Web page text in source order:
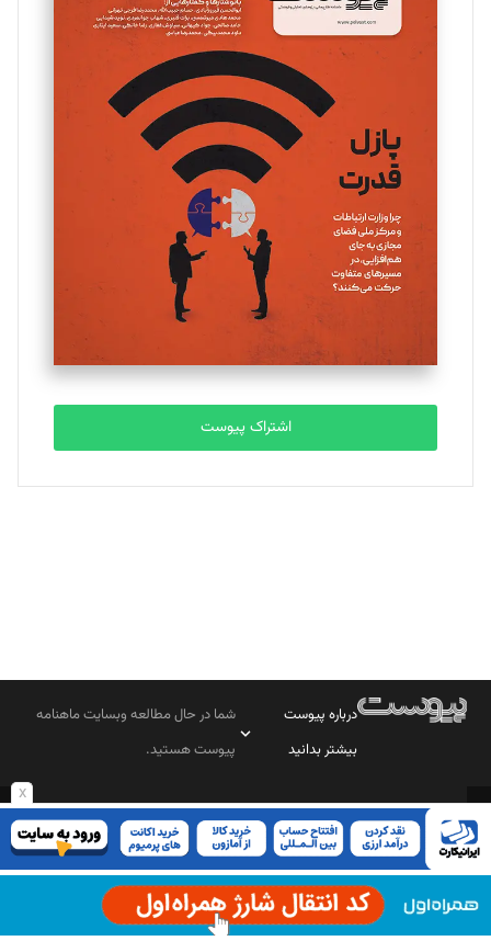
x
مینا پاکدل
یسنا امان‌پور
تحریریه
ملینا جعفری
تحریریه
مصطفی مسجدی آرانی
تحریریه
بابک نقاش
تحریریه
اشتراک پیوست
درباره پیوست
بیشتر بدانید
شما در حال مطالعه وبسایت ماهنامه
پیوست هستید.
صاحب امتیاز: موسسه پرسش (پویندگان راز ستاره شمال)
مدیر مسئول: محمدباقر اثنی‌عشری
سردبیر: مهرک محمودی
دبیر تحریریه: میثم قاسمی
د‌بیر ناداستان: سمانه سمیع